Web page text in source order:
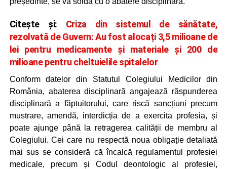
Citește și: Criza din sistemul de sănătate,
rezolvată de Guvern: Au fost alocați 3,5 milioane de
lei pentru medicamente și materiale și 200 de
milioane pentru cheltuielile spitalelor
Conform datelor din Statutul Colegiului Medicilor din
România, abaterea disciplinară angajează răspunderea
disciplinară a făptuitorului, care riscă sancțiuni precum
mustrare, amendă, interdicția de a exercita profesia, și
poate ajunge până la retragerea calității de membru al
Colegiului. Cei care nu respectă noua obligație detaliată
mai sus se consideră că încalcă regulamentul profesiei
medicale, precum și Codul deontologic al profesiei,